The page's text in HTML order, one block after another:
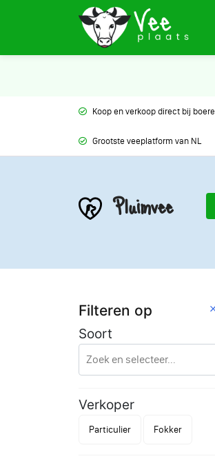
Koop en verkoop direct bij
Grootste veeplatform van NL
Pluimvee
Filteren op
Soort
Verkoper
Particulier Fokker